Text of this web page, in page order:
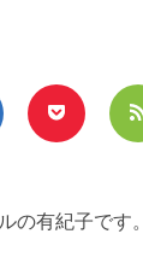
の有紀子です。